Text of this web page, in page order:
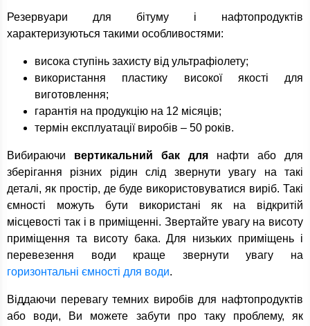
Резервуари для бітуму і нафтопродуктів
характеризуються такими особливостями:
висока ступінь захисту від ультрафіолету;
використання пластику високої якості для
виготовлення;
гарантія на продукцію на 12 місяців;
термін експлуатації виробів – 50 років.
Вибираючи вертикальний бак для нафти або для
зберігання різних рідин слід звернути увагу на такі
деталі, як простір, де буде використовуватися виріб. Такі
ємності можуть бути використані як на відкритій
місцевості так і в приміщенні. Звертайте увагу на висоту
приміщення та висоту бака. Для низьких приміщень і
перевезення води краще звернути увагу на
горизонтальні ємності для води.
Віддаючи перевагу темних виробів для нафтопродуктів
або води, Ви можете забути про таку проблему, як